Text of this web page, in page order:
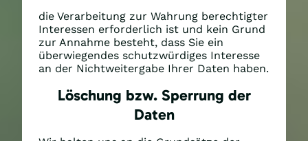
die Verarbeitung zur Wahrung berechtigter
Interessen erforderlich ist und kein Grund
zur Annahme besteht, dass Sie ein
überwiegendes schutzwürdiges Interesse
an der Nichtweitergabe Ihrer Daten haben.
Löschung bzw. Sperrung der
Daten